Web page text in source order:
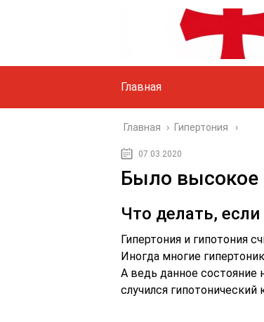
Главная
Главная › Гипертония
07.03.2020
Было высокое
Что делать,
Гипертония и гипотония
Иногда многие
А ведь данное состояние
случился гипотонический